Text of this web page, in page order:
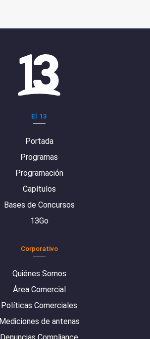
El 13
Portada
Programas
Programación
Capítulos
Bases de Concursos
13Go
Corporativo
Quiénes Somos
Área Comercial
Políticas Comerciales
Mediciones de antenas